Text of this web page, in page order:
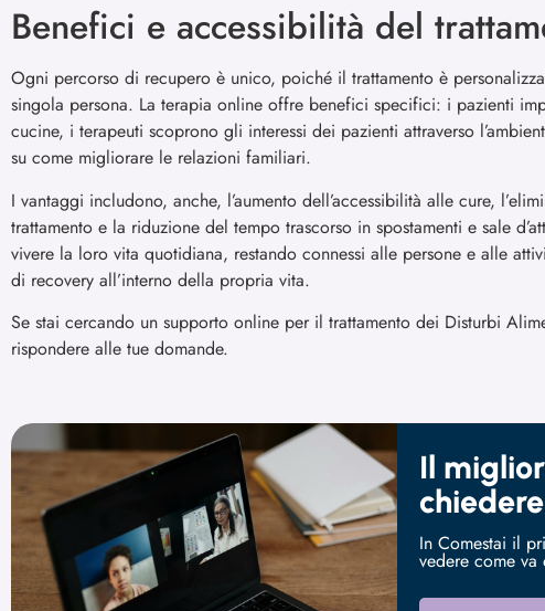
Benefici e accessibilità del
Ogni percorso di recupero è unico, poiché il trattamento è
singola persona. La terapia online offre benefici specifici: i pazienti
cucine, i terapeuti scoprono gli interessi dei pazienti attraverso
su come migliorare le relazioni familiari.
I vantaggi includono, anche, l’aumento dell’accessibilità alle cure,
trattamento e la riduzione del tempo trascorso in spostamenti e sale
vivere la loro vita quotidiana, restando connessi alle persone e alle
di recovery all’interno della propria vita.
Se stai cercando un supporto online per il trattamento dei Disturbi
rispondere alle tue domande.
Il
In Comestai il
vedere come va